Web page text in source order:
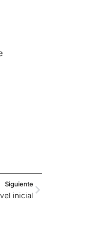
Siguiente
inicial